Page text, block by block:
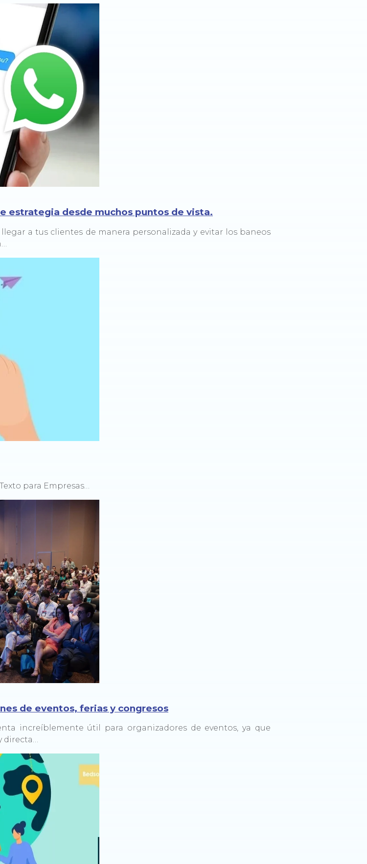
estrategia desde muchos puntos de vista.
a tus clientes de manera personalizada y evitar los baneos
para Empresas…
de eventos, ferias y congresos
increíblemente útil para organizadores de eventos, ya que
directa…